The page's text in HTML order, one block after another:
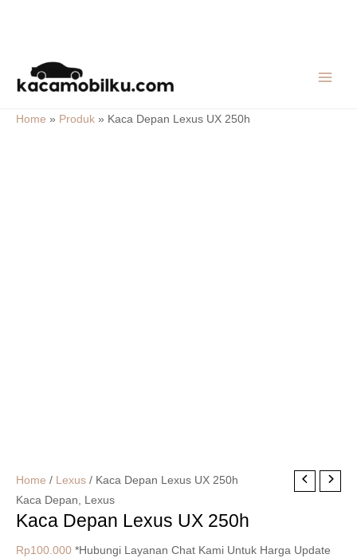
content
Home » Produk » Kaca Depan Lexus UX 250h
Home / Lexus / Kaca Depan Lexus UX 250h
Kaca Depan, Lexus
Kaca Depan Lexus UX 250h
Rp100.000 *Hubungi Layanan Chat Kami Untuk Harga Update